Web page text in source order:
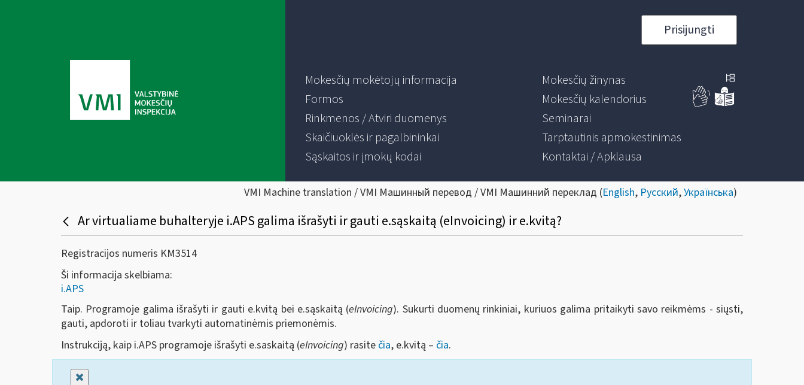
Prisijungti
Mokesčių mokėtojų informacija
Formos
Rinkmenos / Atviri duomenys
Skaičiuoklės ir pagalbininkai
Sąskaitos ir įmokų kodai
Mokesčių žinynas
Mokesčių kalendorius
Seminarai
Tarptautinis apmokestinimas
Kontaktai / Apklausa
VMI Machine translation / VMI Машинный перевод / VMI Машинний переклад (English, Русский,Українська)
Ar virtualiame buhalteryje i.APS galima išrašyti ir gauti e.sąskaitą (eInvoicing) ir e.kvitą?
Registracijos numeris KM3514
Ši informacija skelbiama:
i.APS
Taip. Programoje galima išrašyti ir gauti e.kvitą bei e.sąskaitą (eInvoicing). Sukurti duomenų rinkiniai, kuriuos galima pritaikyti savo reikmėms - siųsti,
gauti, apdoroti ir toliau tvarkyti automatinėmis priemonėmis.
Instrukciją, kaip i.APS programoje išrašyti e.saskaitą (eInvoicing) rasite čia, e.kvitą – čia.